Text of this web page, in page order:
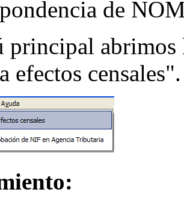
de
principal
efectos censales".